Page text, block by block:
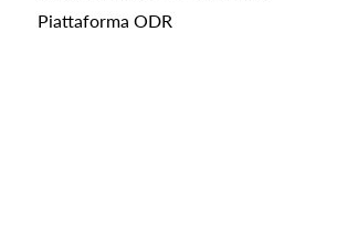
Piattaforma ODR